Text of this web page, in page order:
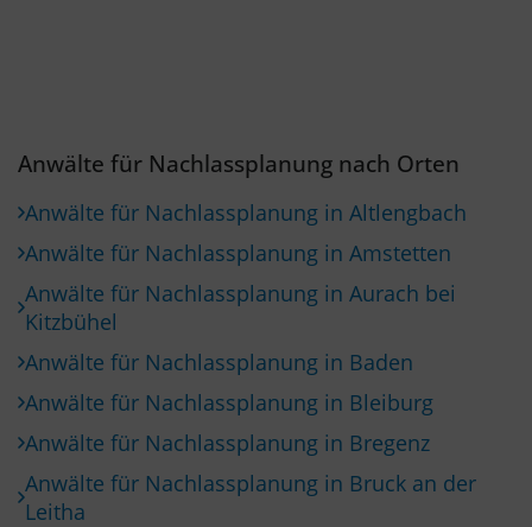
Anwälte für Nachlassplanung nach Orten
Anwälte für Nachlassplanung in Altlengbach
Anwälte für Nachlassplanung in Amstetten
Anwälte für Nachlassplanung in Aurach bei
Kitzbühel
Anwälte für Nachlassplanung in Baden
Anwälte für Nachlassplanung in Bleiburg
Anwälte für Nachlassplanung in Bregenz
Anwälte für Nachlassplanung in Bruck an der
Leitha